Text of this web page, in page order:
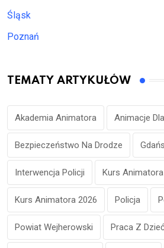
Śląsk
Poznań
TEMATY ARTYKUŁÓW
Akademia Animatora Animacje
Bezpieczeństwo Na Drodze
Interwencja Policji Kurs Animatora
Kurs Animatora 2026 Policja
Powiat Wejherowski Praca Z